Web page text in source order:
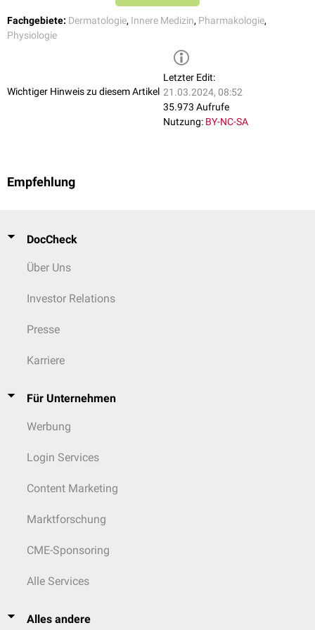
Fachgebiete: Dermatologie, Innere Medizin, Pharmakologie,
Physiologie
Wichtiger Hinweis zu diesem Artikel
Letzter Edit:
21.03.2024, 08:52
35.973 Aufrufe
Nutzung: BY-NC-SA
Empfehlung
DocCheck
Über Uns
Investor Relations
Presse
Karriere
Für Unternehmen
Werbung
Login Services
Content Marketing
Marktforschung
CME-Sponsoring
Alle Services
Alles andere